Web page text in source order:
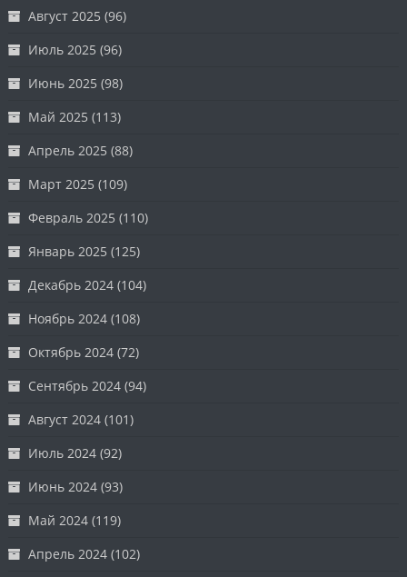
Август 2025 (96)
Июль 2025 (96)
Июнь 2025 (98)
Май 2025 (113)
Апрель 2025 (88)
Март 2025 (109)
Февраль 2025 (110)
Январь 2025 (125)
Декабрь 2024 (104)
Ноябрь 2024 (108)
Октябрь 2024 (72)
Сентябрь 2024 (94)
Август 2024 (101)
Июль 2024 (92)
Июнь 2024 (93)
Май 2024 (119)
Апрель 2024 (102)